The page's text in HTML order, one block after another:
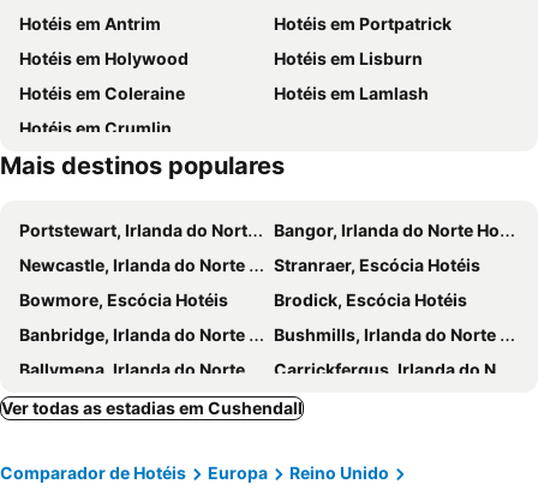
Hotéis em Antrim
Hotéis em Portpatrick
Hotéis em Holywood
Hotéis em Lisburn
Hotéis em Coleraine
Hotéis em Lamlash
Hotéis em Crumlin
Mais destinos populares
Portstewart, Irlanda do Norte Hotéis
Bangor, Irlanda do Norte Hotéis
Newcastle, Irlanda do Norte Hotéis
Stranraer, Escócia Hotéis
Bowmore, Escócia Hotéis
Brodick, Escócia Hotéis
Banbridge, Irlanda do Norte Hotéis
Bushmills, Irlanda do Norte Hotéis
Ballymena, Irlanda do Norte Hotéis
Carrickfergus, Irlanda do Norte Hotéis
Armagh, Irlanda do Norte Hotéis
Ballyclare, Irlanda do Norte Hotéis
Ballygally, Irlanda do Norte Hotéis
Ballintoy, Irlanda do Norte Hotéis
Ver todas as estadias em Cushendall
Comparador de Hotéis Europa
Reino Unido